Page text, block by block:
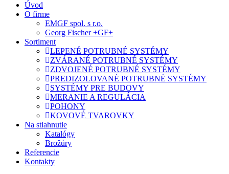
Úvod
O firme
EMGF spol. s r.o.
Georg Fischer +GF+
Sortiment
LEPENÉ POTRUBNÉ SYSTÉMY
ZVÁRANÉ POTRUBNÉ SYSTÉMY
ZDVOJENÉ POTRUBNÉ SYSTÉMY
PREDIZOLOVANÉ POTRUBNÉ SYSTÉMY
SYSTÉMY PRE BUDOVY
MERANIE A REGULÁCIA
POHONY
KOVOVÉ TVAROVKY
Na stiahnutie
Katalógy
Brožúry
Referencie
Kontakty